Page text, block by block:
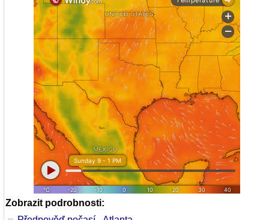
Zobrazit podrobnosti: